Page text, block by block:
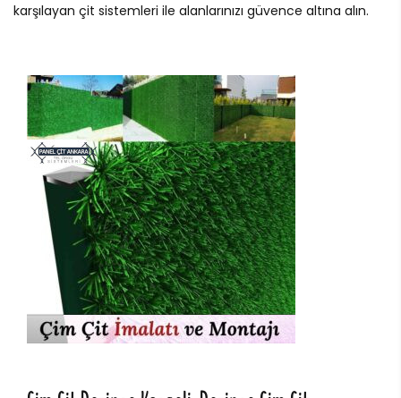
karşılayan çit sistemleri ile alanlarınızı güvence altına alın.